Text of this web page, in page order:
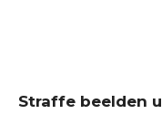
Straffe beelden